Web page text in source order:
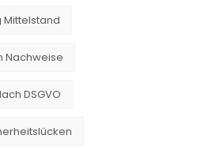
Mittelstand
Nachweise
DSGVO